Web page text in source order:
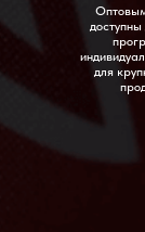
для
О